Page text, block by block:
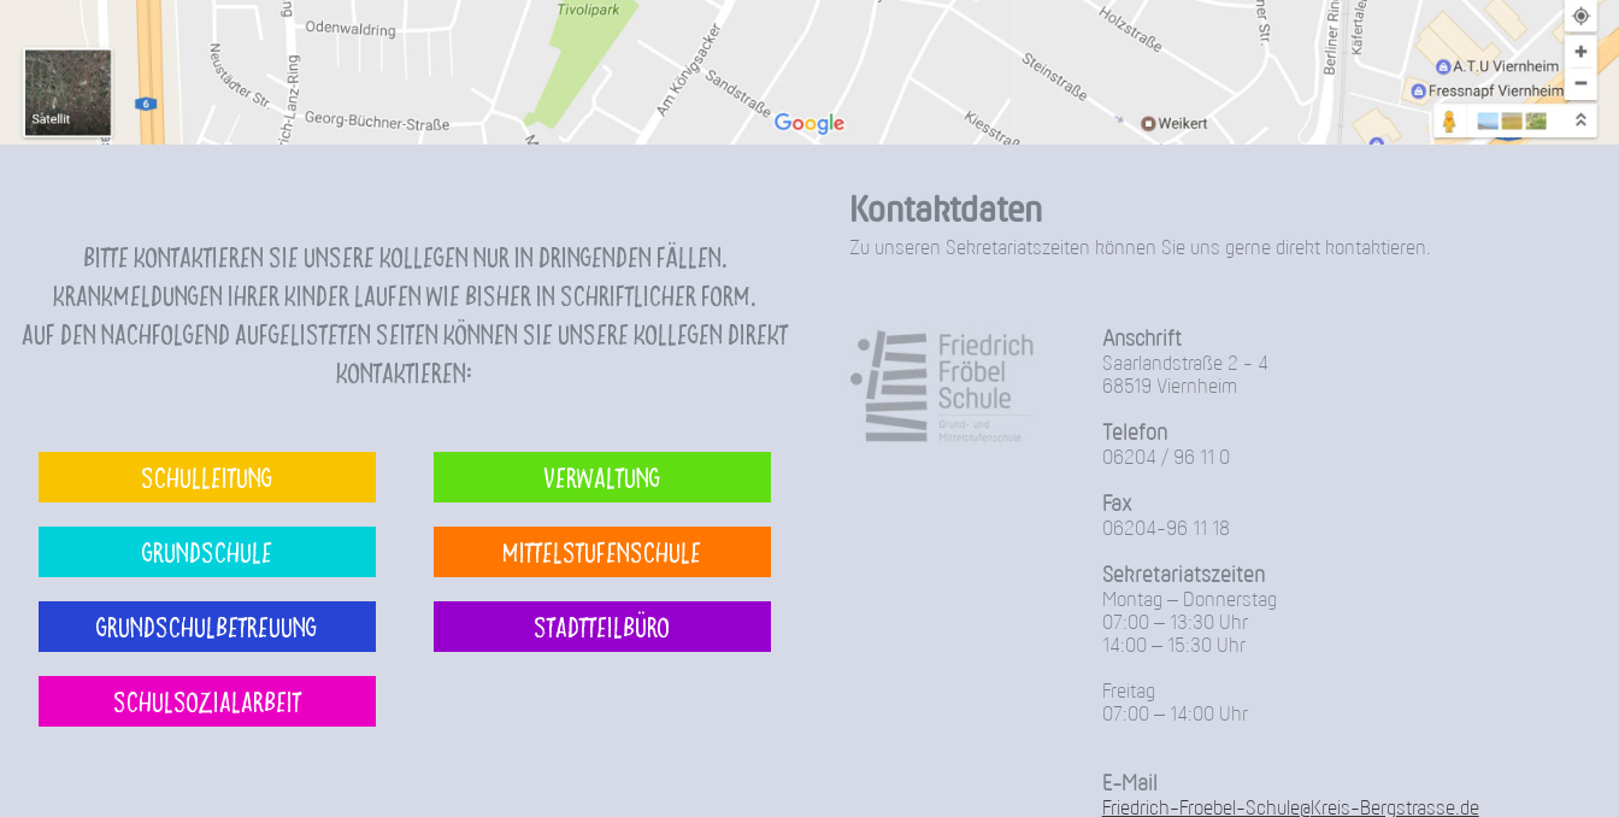
Bitte kontaktieren Sie unsere Kollegen nur in dringenden Fällen.
Krankmeldungen Ihrer Kinder laufen wie bisher in schriftlicher Form.
Auf den nachfolgend aufgelisteten Seiten können Sie unsere Kollegen direkt
kontaktieren:
Schulleitung Verwaltung
Grundschule Mittelstufenschule
Grundschulbetreuung Stadtteilbüro
Schulsozialarbeit
Kontaktdaten
Zu unseren Sekretariatszeiten können Sie uns gerne direkt kontaktieren.
Anschrift
Saarlandstraße 2 - 4
68519 Viernheim
Telefon
06204 / 96 11 0
Fax
06204-96 11 18
Sekretariatszeiten
Montag – Donnerstag
07:00 – 13:30 Uhr
14:00 – 15:30 Uhr
Freitag
07:00 – 14:00 Uhr
E-Mail
Friedrich-Froebel-Schule@Kreis-Bergstrasse.de